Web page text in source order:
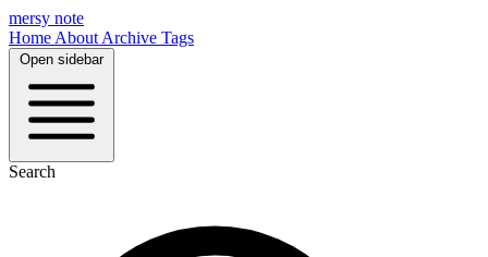
mersy note
Home About Archive Tags
Open sidebar
Search